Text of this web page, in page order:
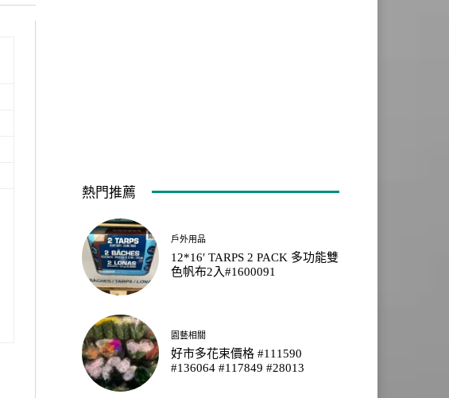
熱門推薦
戶外用品
12*16′ TARPS 2 PACK 多功能雙
色帆布2入#1600091
園藝相關
好市多花束價格 #111590
#136064 #117849 #28013